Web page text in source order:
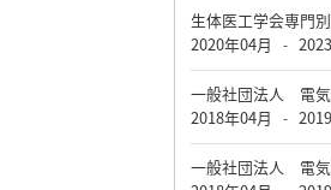
生体医工学会専門
2020年04月
-
一般社団法人 電気
2018年04月
-
一般社団法人 電